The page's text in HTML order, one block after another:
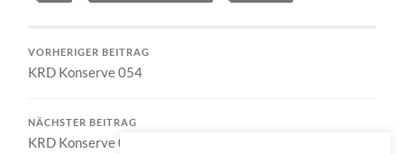
VORHERIGER BEITRAG
KRD Konserve 054
NÄCHSTER BEITRAG
KRD Konserve 056